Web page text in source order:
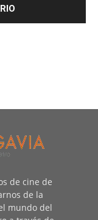
de cine de
de la
mundo del